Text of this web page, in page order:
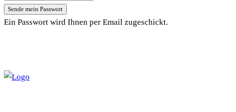
Ein Passwort wird Ihnen per Email zugeschickt.